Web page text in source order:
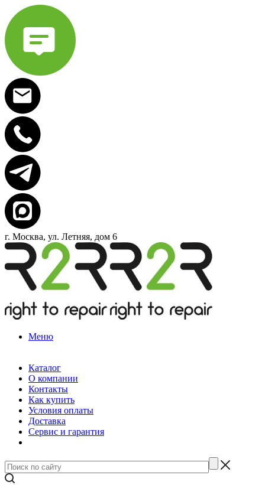
г. Москва, ул. Летняя, дом 6
Меню
Каталог
О компании
Контакты
Как купить
Условия оплаты
Доставка
Сервис и гарантия